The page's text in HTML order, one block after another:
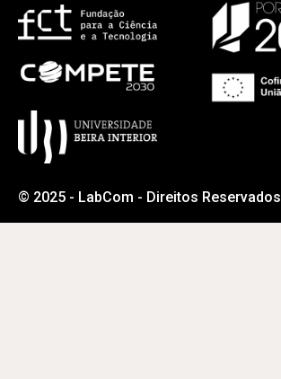
© 2025 - LabCom - Direitos Reservados